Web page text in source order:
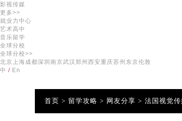
影视传媒
更多>>
就业力中心
艺术高中
音乐留学
全球分校
全球分校>>
北京 上海成都深圳 南京武汉 郑州 西安重庆苏州 东京伦敦
中 / En
首页 > 留学攻略 > 网友分享 > 法国视觉